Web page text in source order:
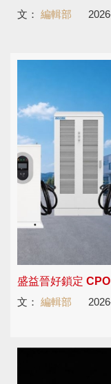
文： 編輯部
盛益晉好鎖定
文： 編輯部